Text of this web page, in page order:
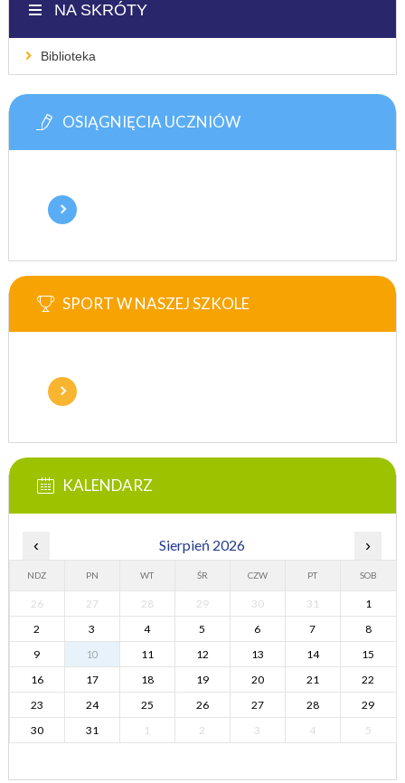
NA SKRÓTY
Biblioteka
OSIĄGNIĘCIA UCZNIÓW
SPORT W NASZEJ SZKOLE
KALENDARZ
‹ Sierpień 2026 ›
NDZ PN WT ŚR CZW PT SOB
26 27 28 29 30 31
1
2
3 4 5 6 7
8
9
10 11 12 13 14
15
16
17 18 19 20 21
22
23
24 25 26 27 28
29
30
31 1 2 3 4 5